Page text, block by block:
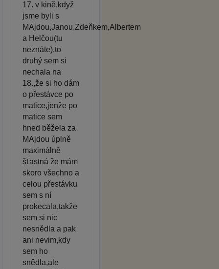
17. v kině,když
jsme byli s
MAjdou,Janou,Zdeňkem,Albertem
a Helčou(tu
neznáte),to
druhý sem si
nechala na
18.,že si ho dám
o přestávce po
matice,jenže po
matice sem
hned běžela za
MAjdou úplně
maximálně
šťastná že mám
skoro všechno a
celou přestávku
sem s ní
prokecala,takže
sem si nic
nesnědla a pak
ani nevim,kdy
sem ho
snědla,ale